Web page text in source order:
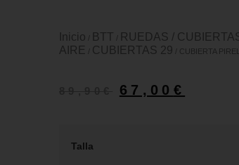
Inicio BTT
RUEDAS /
AIRE
CUBIERTAS 29 / CUBIERTA
67,00 €
Talla